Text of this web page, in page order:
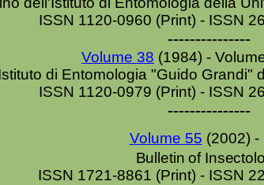
ISSN 1120-0960 (Print) - ISSN
---------------
Volume 38 (1984) -
di Entomologia "Guido Grandi"
ISSN 1120-0979 (Print) - ISSN
---------------
Volume 55 (2002) -
Bulletin of
ISSN 1721-8861 (Print) - ISSN